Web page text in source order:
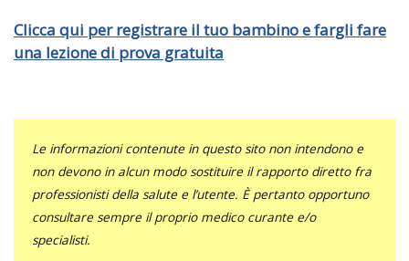
Clicca qui per registrare il tuo bambino e fargli fare
una lezione di prova gratuita
Le informazioni contenute in questo sito non intendono e
non devono in alcun modo sostituire il rapporto diretto fra
professionisti della salute e l’utente. È pertanto opportuno
consultare sempre il proprio medico curante e/o
specialisti.